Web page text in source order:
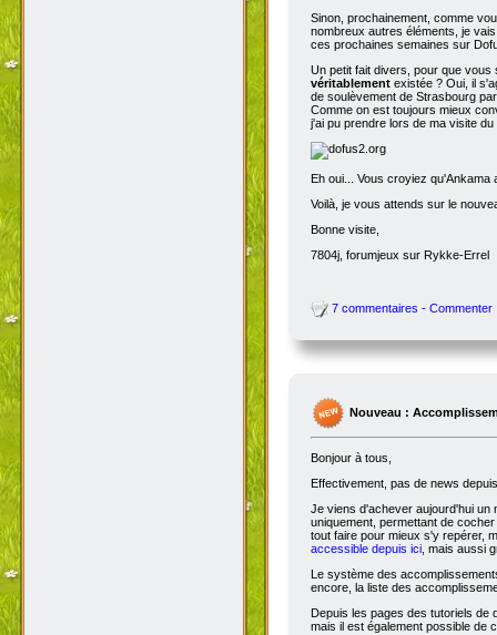
Sinon, prochainement, comme
nombreux autres éléments, je
ces prochaines semaines sur
Un petit fait divers, pour que vous
véritablement existée ? Oui, il
de soulèvement de Strasbourg
Comme on est toujours mieux
j'ai pu prendre lors de ma visite
Eh oui... Vous croyiez
Voilà, je vous attends sur le
Bonne visite,
7804j, forumjeux sur Rykke-Errel
7 commentaires - Commenter
Nouveau :
Bonjour à tous,
Effectivement, pas de news
Je viens d'achever aujourd'hui
uniquement, permettant de
tout faire pour mieux s'y repérer,
accessible depuis ici, mais aussi
Le système des
encore, la liste des
Depuis les pages des tutoriels de
mais il est également possible de